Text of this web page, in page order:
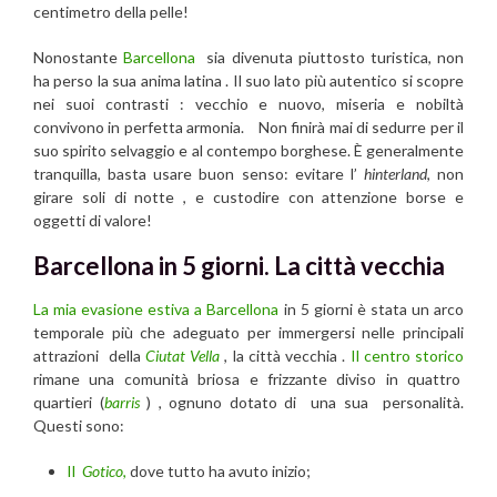
centimetro della pelle!
NonostanteBarcellona sia divenuta piuttosto turistica, non
ha perso la sua anima latina . Il suo lato più autentico si scopre
nei suoi contrasti : vecchio e nuovo, miseria e nobiltà
convivono in perfetta armonia. Non finirà mai di sedurre per il
suo spirito selvaggio e al contempo borghese. È generalmente
tranquilla, basta usare buon senso: evitare l’ hinterland, non
girare soli di notte , e custodire con attenzione borse e
oggetti di valore!
Barcellona in 5 giorni. La città vecchia
La mia evasione estiva a Barcellona in 5 giorni è stata un arco
temporale più che adeguato per immergersi nelle principali
attrazioni della Ciutat Vella , la città vecchia . Il centro storico
rimane una comunità briosa e frizzante diviso in quattro
quartieri (barris ) , ognuno dotato di una sua personalità.
Questi sono:
Il Gotico, dove tutto ha avuto inizio;